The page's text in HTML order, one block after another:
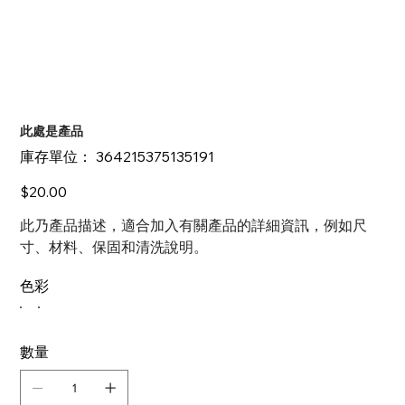
此處是產品
庫存單位：
SKU
364215375135191
364215375135191
價
格
$20.00
此乃產品描述，適合加入有關產品的詳細資訊，例如尺
寸、材料、保固和清洗說明。
色彩
數量